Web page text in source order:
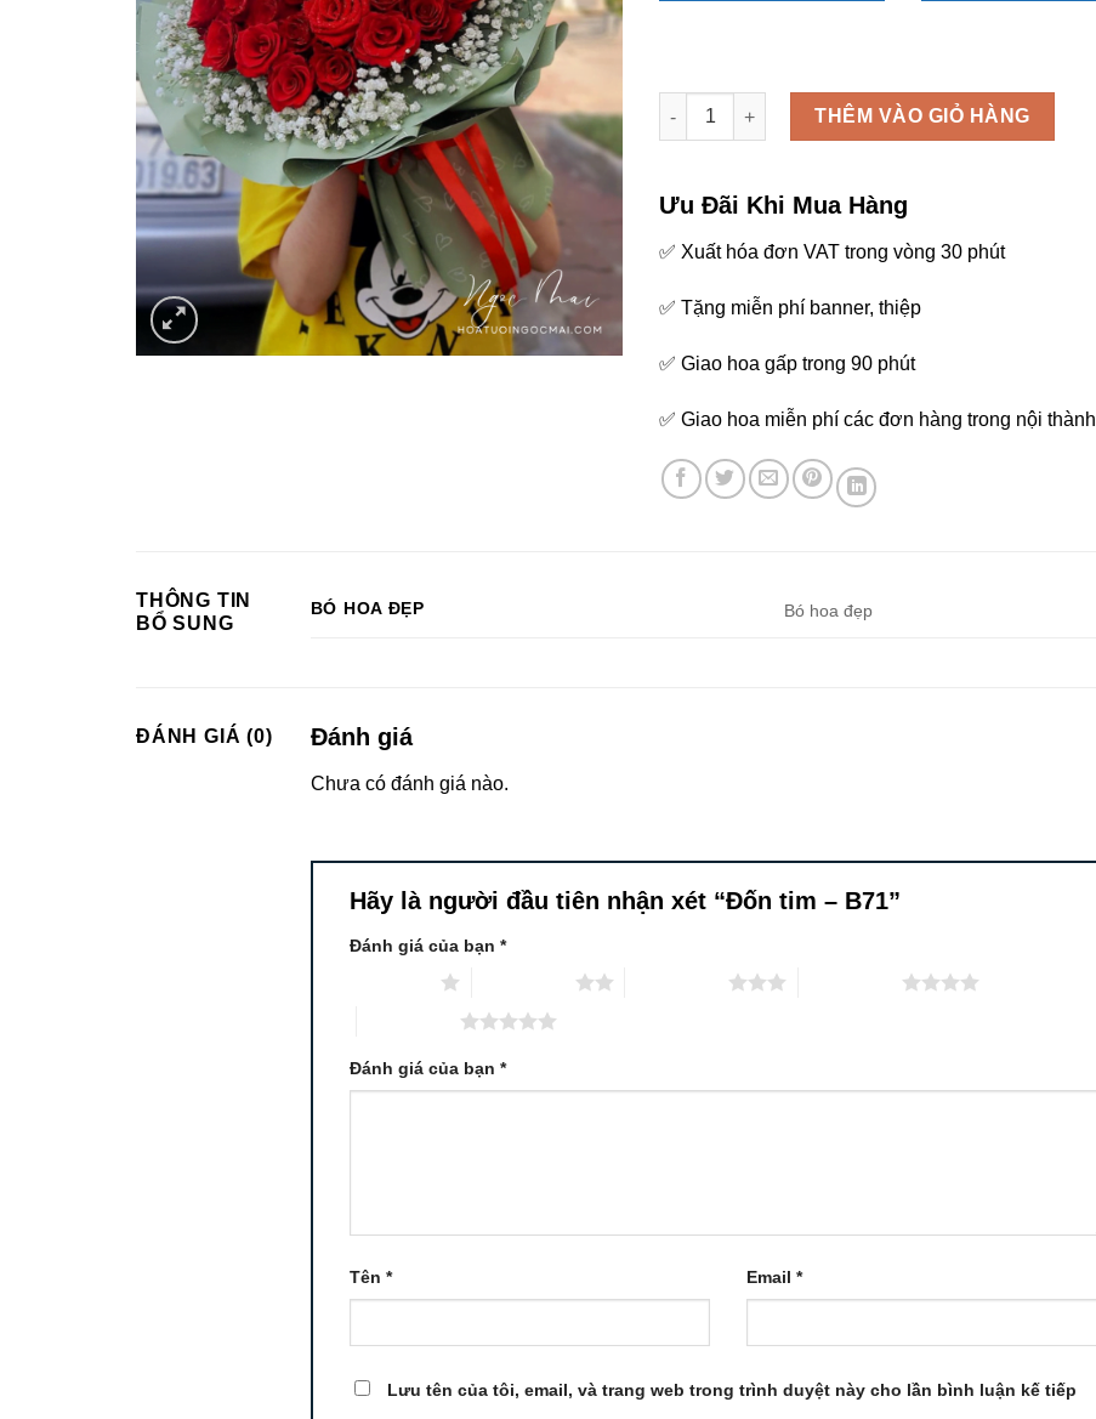
Đốn tim - B71 số lượng
THÊM VÀO GIỎ HÀNG
Ưu Đãi Khi Mua Hàng
✅ Xuất hóa đơn VAT trong vòng 30 phút
✅ Tặng miễn phí banner, thiệp
✅ Giao hoa gấp trong 90 phút
✅ Giao hoa miễn phí các đơn hàng trong nội thành
THÔNG TIN
BỔ SUNG
BÓ HOA ĐẸP Bó hoa đẹp
ĐÁNH GIÁ (0) Đánh giá
Chưa có đánh giá nào.
Hãy là người đầu tiên nhận xét “Đốn tim – B71”
Đánh giá của bạn *
Đánh giá của bạn *
Tên * Email*
Lưu tên của tôi, email, và trang web trong trình duyệt này cho lần bình luận kế tiếp